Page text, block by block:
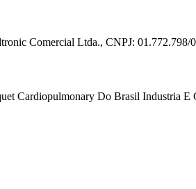
Comercial Ltda., CNPJ: 01.772.798/
Cardiopulmonary Do Brasil Industria